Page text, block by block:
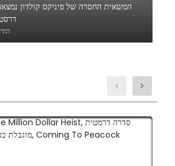
המשאית החסרה של פיניקס קולדון